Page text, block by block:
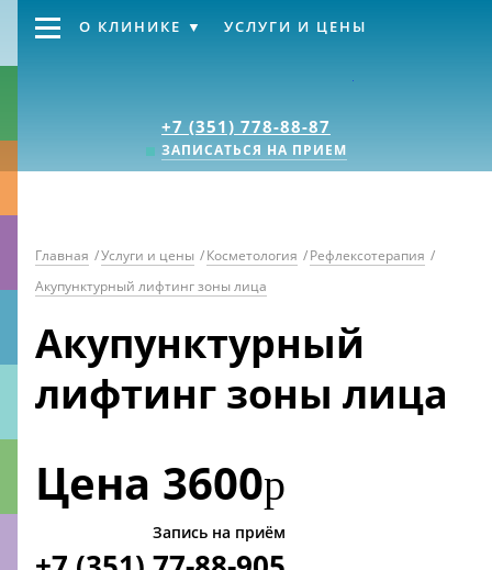
+7 (351) 778-88-87
ЗАПИСАТЬСЯ НА ПРИЕМ
О КЛИНИКЕ УСЛУГИ И ЦЕНЫ
Главная /Услуги и цены /Косметология /Рефлексотерапия /
Акупунктурный лифтинг зоны лица
Акупунктурный
лифтинг зоны лица
Цена 3600р
Запись на приём